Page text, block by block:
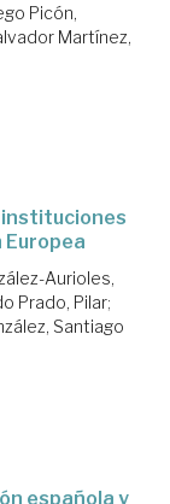
Picón,
Martínez,
instituciones
Europea
Aurioles,
Prado, Pilar;
Santiago
española y